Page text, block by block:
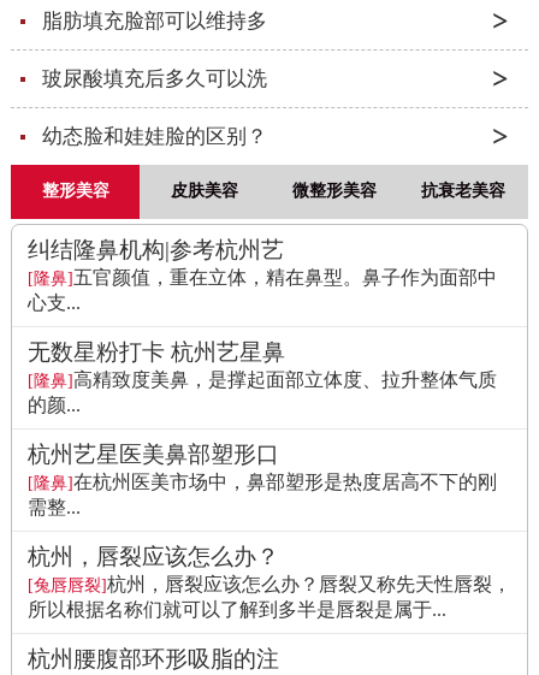
脂肪填充脸部可以维持多
玻尿酸填充后多久可以洗
幼态脸和娃娃脸的区别？
整形美容 皮肤美容 微整形美容 抗衰老美容
纠结隆鼻机构|参考杭州艺
[隆鼻]五官颜值，重在立体，精在鼻型。鼻子作为面部中
心支...
无数星粉打卡 杭州艺星鼻
[隆鼻]高精致度美鼻，是撑起面部立体度、拉升整体气质
的颜...
杭州艺星医美鼻部塑形口
[隆鼻]在杭州医美市场中，鼻部塑形是热度居高不下的刚
需整...
杭州，唇裂应该怎么办？
[兔唇唇裂]杭州，唇裂应该怎么办？唇裂又称先天性唇裂，
所以根据名称们就可以了解到多半是唇裂是属于...
杭州腰腹部环形吸脂的注